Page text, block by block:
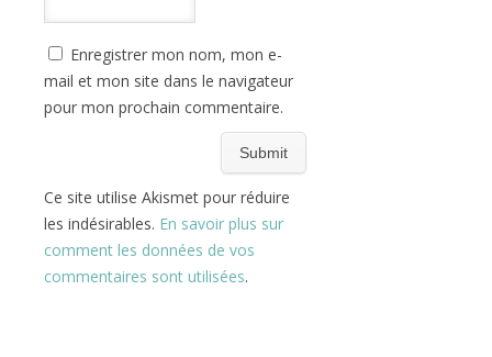
Enregistrer mon nom, mon e-
mail et mon site dans le navigateur
pour mon prochain commentaire.
Ce site utilise Akismet pour réduire
les indésirables. En savoir plus sur
comment les données de vos
commentaires sont utilisées.